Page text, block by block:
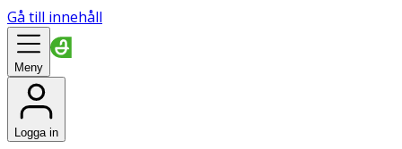
Gå till innehåll
Meny
Logga in